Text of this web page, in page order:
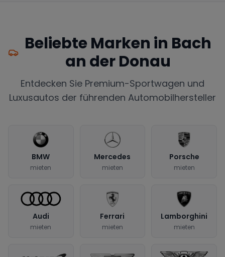
Beliebte Marken in Bach
an der Donau
Entdecken Sie Premium-Sportwagen und
Luxusautos der führenden Automobilhersteller
BMW
mieten
Mercedes
mieten
Porsche
mieten
Audi
mieten
Ferrari
mieten
Lamborghini
mieten